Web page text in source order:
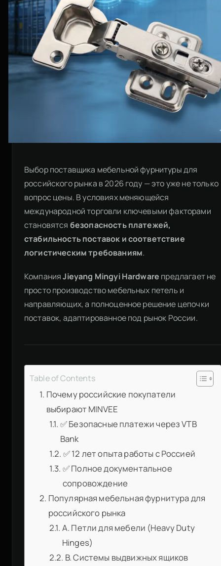
Выбор поставщика мебельной фурнитуры для
российского рынка в 2026 году — это уже не только
вопрос цены. В условиях меняющейся
международной торговли ключевыми факторами
становятся безопасность платежей,
стабильность поставок и соответствие
логистическим требованиям.
КомпанияJieyang Mingyi Hardware предлагает не
просто производство мебельных петель и
направляющих, а полноценное решение цепочки
поставок, адаптированное под рынок России.
Table of Contents
Почему российские покупатели
выбирают MINVEE
✅ Безопасные платежи через VTB
Bank
✅ 12 лет опыта работы с Россией
✅ Полное документальное
сопровождение
Популярная мебельная фурнитура для
российского рынка
A. Петли для мебели (Heavy Duty
Hinges)
B. Системы выдвижных ящиков